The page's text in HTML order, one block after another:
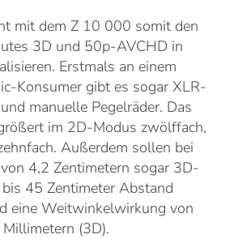
mit dem Z 10 000 somit den
3D und 50p-AVCHD in
Erstmals an einem
Konsumer gibt es sogar XLR-
manuelle Pegelräder. Das
im 2D-Modus zwölffach,
Außerdem sollen bei
4,2 Zentimetern sogar 3D-
45 Zentimeter Abstand
eine Weitwinkelwirkung von
(3D).